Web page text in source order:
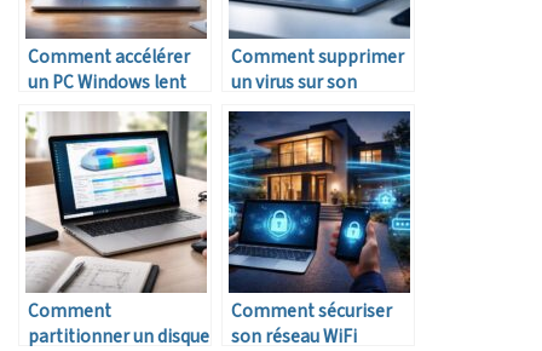
Comment accélérer
un PC Windows lent
Comment supprimer
un virus sur son
ordinateur
Comment
partitionner un disque
Comment sécuriser
son réseau WiFi